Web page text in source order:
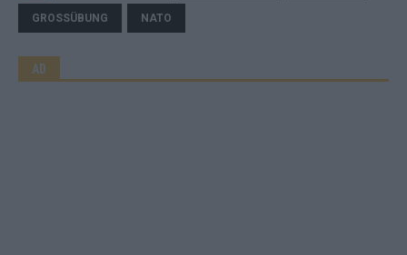
GROSSÜBUNG NATO
AD